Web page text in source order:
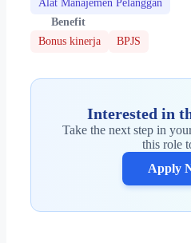
Alat Manajemen Pelanggan
Benefit
Bonus kinerja
BPJS
Interested in
Take the next step in
this role
Apply